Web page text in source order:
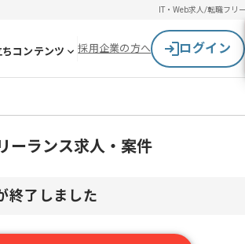
IT・Web求人/転職フリ
ちコンテンツ 採用企業の方へ ログイン
ーランス求人・案件
終了しました